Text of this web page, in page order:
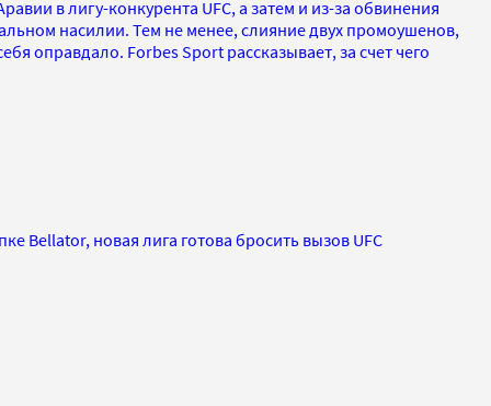
в лигу-конкурента UFC, а затем и из-за обвинения
насилии. Тем не менее, слияние двух промоушенов,
оправдало. Forbes Sport рассказывает, за счет чего
Bellator, новая лига готова бросить вызов UFC